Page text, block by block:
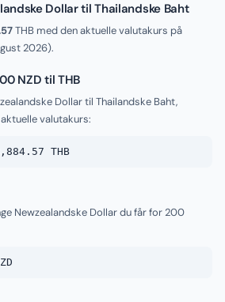
Dollar til Thailandske Baht
THB med den aktuelle valutakurs på
2026).
NZD til THB
Dollar til Thailandske Baht,
valutakurs:
THB
Newzealandske Dollar du får for 200